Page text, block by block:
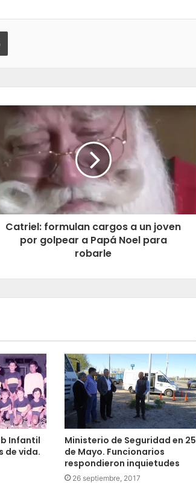
electrónico
Imprimir
Catriel: formulan cargos a un joven
por golpear a Papá Noel para
robarle
Infantil
de vida.
Ministerio de Seguridad en 25
de Mayo. Funcionarios
respondieron inquietudes
26 septiembre, 2017